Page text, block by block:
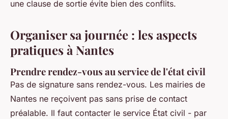
une clause de sortie évite bien des conflits.
Organiser sa journée : les aspects
pratiques à Nantes
Prendre rendez-vous au service de l'état civil
Pas de signature sans rendez-vous. Les mairies de
Nantes ne reçoivent pas sans prise de contact
préalable. Il faut contacter le service État civil - par